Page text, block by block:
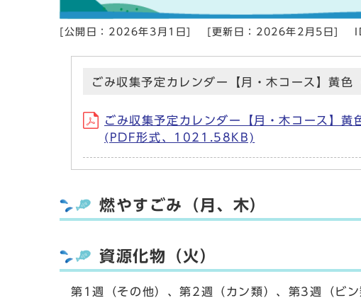
[公開日： 2026年3月1日 [更新日： 2026年2月5日
ごみ収集予定カレンダー【月・木コース】黄色
ごみ収集予定カレンダー【月・木コース】黄
(PDF形式、1021.58KB)
燃やすごみ（月、木）
資源化物（火）
第1週（その他）、第2週（カン類）、第3週（ビン